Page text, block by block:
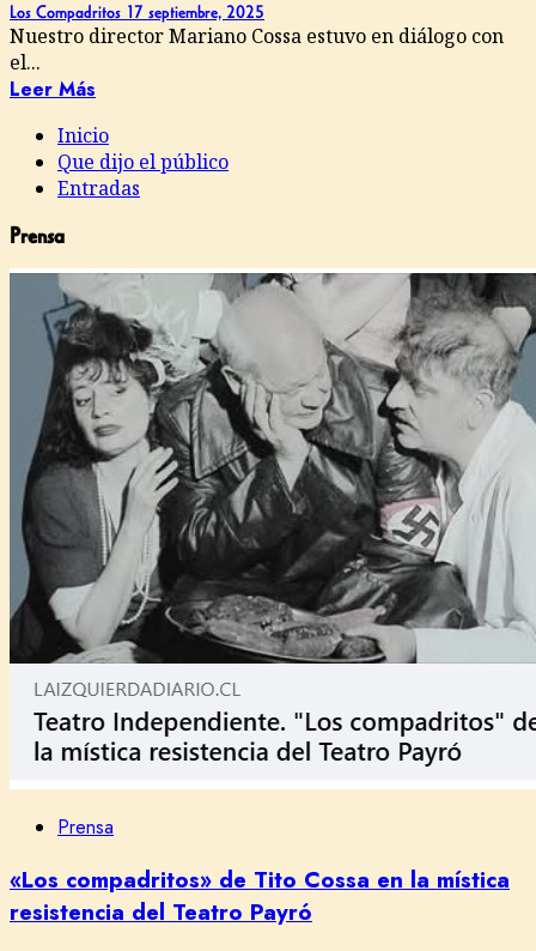
Los Compadritos 17 septiembre, 2025
Nuestro director Mariano Cossa estuvo en diálogo con
el...
Leer Más
Inicio
Que dijo el público
Entradas
Prensa
Prensa
«Los compadritos» de Tito Cossa en la mística
resistencia del Teatro Payró